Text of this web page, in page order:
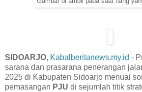
SIDOARJO, Kabalberitanews.my.id -
sarana dan prasarana penerangan
2025 di Kabupaten Sidoarjo menuai
pemasangan PJU di sejumlah titik